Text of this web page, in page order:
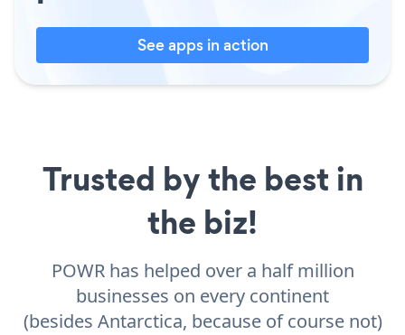
See apps in action
Trusted by the best in
the biz!
POWR has helped over a half million
businesses on every continent
(besides Antarctica, because of course not)